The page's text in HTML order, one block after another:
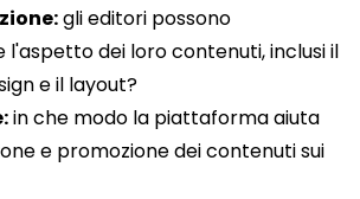
gli editori possono
l'aspetto dei loro contenuti, inclusi il
e il layout?
in che modo la piattaforma aiuta
e promozione dei contenuti sui